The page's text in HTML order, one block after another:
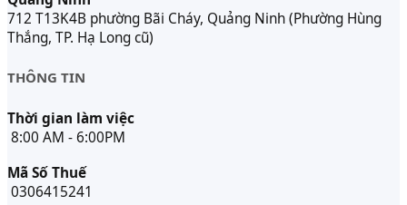
712 T13K4B phường Bãi Cháy, Quảng Ninh (Phường Hùng
Thắng, TP. Hạ Long cũ)
THÔNG TIN
Thời gian làm việc
8:00 AM - 6:00PM
Mã Số Thuế
0306415241